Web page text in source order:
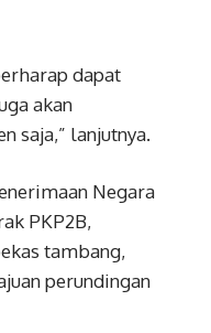
dapat
akan
saja,” lanjutnya.
Negara
PKP2B,
tambang,
perundingan